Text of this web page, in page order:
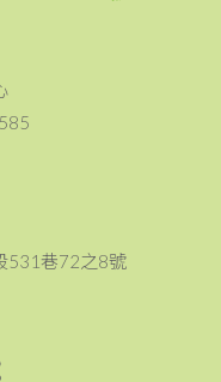
531巷72之8號